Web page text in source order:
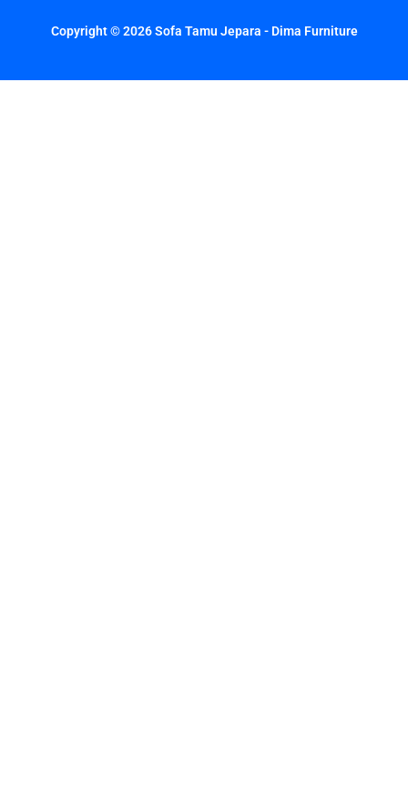
Copyright © 2026 Sofa Tamu Jepara - Dima Furniture